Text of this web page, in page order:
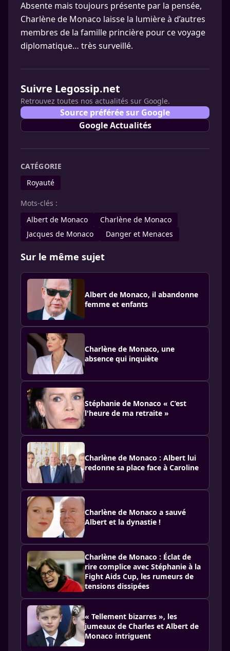
Absente mais toujours présente par la pensée,
Charlène de Monaco laisse la lumière à d’autres
membres de la famille princière pour ce voyage
diplomatique… très surveillé.
Suivre Legossip.net
Retrouvez toutes nos actualités sur Google.
Source préférée sur Google
Google Actualités
CATÉGORIE
Royauté
Mots-clés :
Albert de Monaco
Charlène de Monaco
Jacques de Monaco
Danger et Menaces
Sur le même sujet
Albert de Monaco, il abandonne
femme et enfants
Charlène de Monaco, une
absence qui inquiète
Stéphanie de Monaco « C’est
l'heure de ma retraite »
Charlène de Monaco : Albert lui
redonne sa place face à Caroline
Charlène de Monaco a sauvé
Albert et la dynastie !
Charlène de Monaco : Éclat de
rire complice avec Stéphanie à la
Fight Aids Cup, les rumeurs de
tensions dissipées
« Tellement bizarres », les
jumeaux de Charles et Albert de
Monaco intriguent